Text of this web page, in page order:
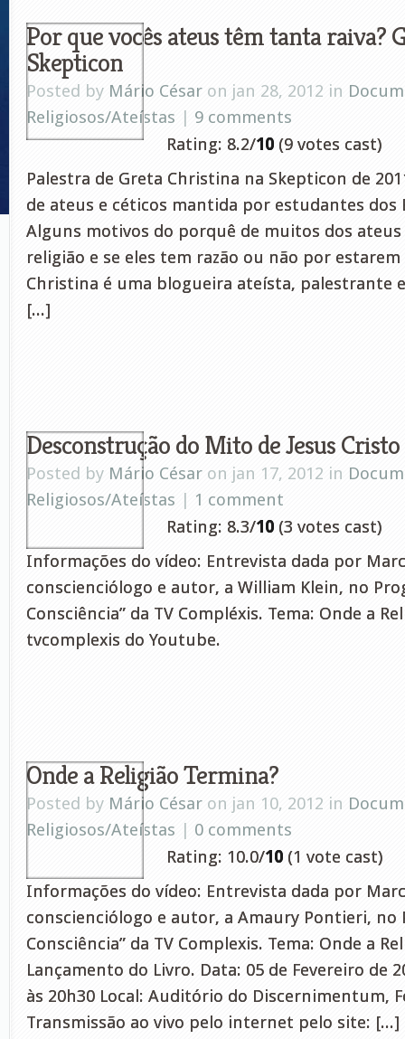
Por que vocês ateus têm tanta raiva?
Skepticon
Posted by Mário César on jan 28, 2012 in
Religiosos/Ateístas | 9 comments
Rating: 8.2/10 (9 votes cast)
Palestra de Greta Christina na Skepticon de
de ateus e céticos mantida por estudantes dos
Alguns motivos do porquê de muitos dos
religião e se eles tem razão ou não por
Christina é uma blogueira ateísta, palestrante
[...]
Desconstrução do Mito de Jesus Cristo
Posted by Mário César on jan 17, 2012 in
Religiosos/Ateístas | 1 comment
Rating: 8.3/10 (3 votes cast)
Informações do vídeo: Entrevista dada por
conscienciólogo e autor, a William Klein, no
Consciência” da TV Compléxis. Tema: Onde a
tvcomplexis do Youtube.
Onde a Religião Termina?
Posted by Mário César on jan 10, 2012 in
Religiosos/Ateístas | 0 comments
Rating: 10.0/10 (1 vote cast)
Informações do vídeo: Entrevista dada por
conscienciólogo e autor, a Amaury Pontieri, no
Consciência” da TV Complexis. Tema: Onde a
Lançamento do Livro. Data: 05 de Fevereiro de
às 20h30 Local: Auditório do Discernimentum,
Transmissão ao vivo pelo internet pelo site: [...]